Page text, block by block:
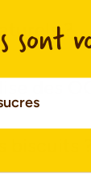
?
des
?
sont